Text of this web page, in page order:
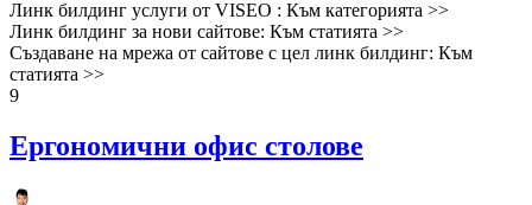
Линк билдинг услуги от VISEO : Към категорията >>
Линк билдинг за нови сайтове: Към статията >>
Създаване на мрежа от сайтове с цел линк билдинг: Към
статията >>
9
Ергономични офис столове